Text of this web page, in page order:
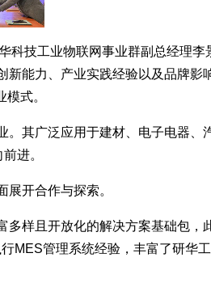
科技工业物联网事业群副总经理
能力、产业实践经验以及品牌
式。
其广泛应用于建材、电子电器
进。
开合作与探索。
样且开放化的解决方案基础包，
管理系统经验，丰富了研华